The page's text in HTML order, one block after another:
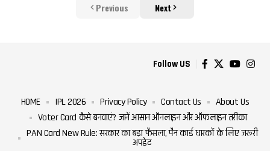
Previous Next
Follow US
HOME IPL 2026 Privacy Policy Contact Us
About Us
Voter Card कैसे बनवाएं? जानें आसान ऑनलाइन और ऑफलाइन तरीका
PAN Card New Rule: सरकार का बड़ा फैसला, पैन कार्ड धारकों के लिए जरूरी
अपडेट